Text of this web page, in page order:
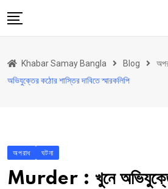
to
উত্তরবঙ্গ
আরও কিছু
Contact
Khabar Samay Bangla Blog
অভিযুক্তের কঠোর শাস্তির দাবিতে স্মারকলিপি
অপরাধ ঘটনা
Murder : খুনে